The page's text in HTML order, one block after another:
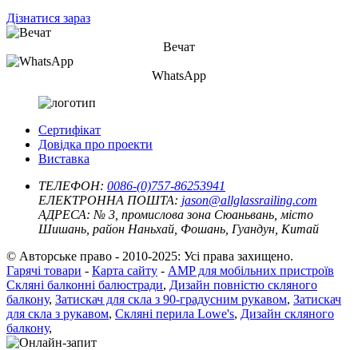
Дізнатися зараз
Вечат
WhatsApp
Сертифікат
Довідка про проекти
Виставка
ТЕЛЕФОН: 0086-(0)757-86253941
ЕЛЕКТРОННА ПОШТА: jason@allglassrailing.com
АДРЕСА: № 3, промислова зона Сюаньвань, місто
Шишань, район Наньхай, Фошань, Гуандун, Китай
© Авторське право - 2010-2025: Усі права захищено.
Гарячі товари - Карта сайту - AMP для мобільних пристроїв
Скляні балконні балюстради, Дизайн повністю скляного
балкону, Затискач для скла з 90-градусним рукавом, Затискач
для скла з рукавом, Скляні перила Lowe's, Дизайн скляного
балкону,